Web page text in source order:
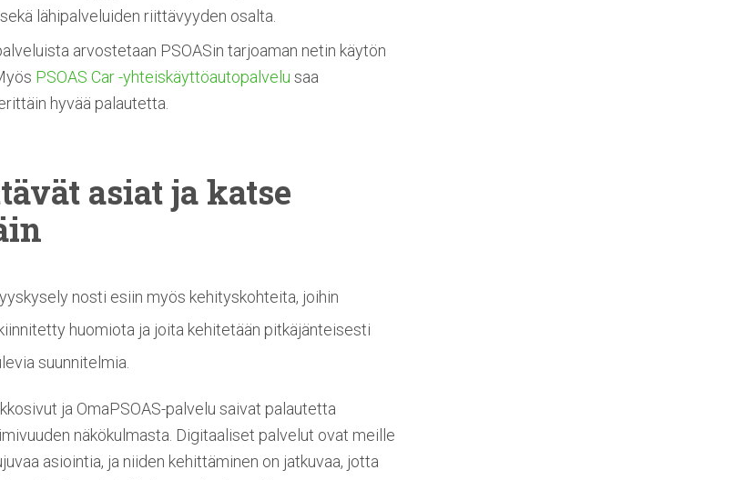
lähipalveluiden riittävyyden osalta.
arvostetaan PSOASin tarjoaman netin käytön
PSOAS Car -yhteiskäyttöautopalvelu saa
hyvää palautetta.
asiat ja katse
nosti esiin myös kehityskohteita, joihin
huomiota ja joita kehitetään pitkäjänteisesti
suunnitelmia.
ja OmaPSOAS-palvelu saivat palautetta
näkökulmasta. Digitaaliset palvelut ovat meille
asiointia, ja niiden kehittäminen on jatkuvaa, jotta